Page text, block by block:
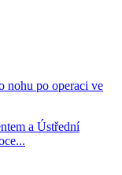
nohu po operaci ve
a Ústřední